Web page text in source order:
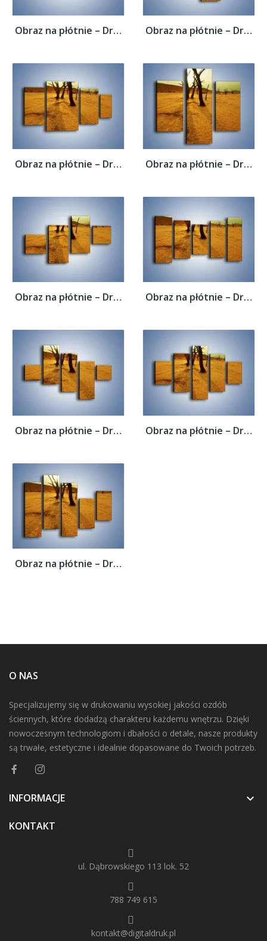
Obraz na płótnie – Drzewa bez niczego –... Obraz na płótnie – Drzewa bez niczego –...
Obraz na płótnie – Drzewa bez niczego –... Obraz na płótnie – Drzewa bez niczego –...
Obraz na płótnie – Drzewa bez niczego –... Obraz na płótnie – Drzewa bez niczego –...
Obraz na płótnie – Drzewa bez niczego –... Obraz na płótnie – Drzewa bez niczego –...
Obraz na płótnie – Drzewa bez niczego –...
O NAS
Specjalizujemy się w drukowaniu wysokiej jakości ozdób
ściennych, które dodadzą charakteru każdemu wnętrzu. Dzięki
nowoczesnym technologiom i dbałości o detale, nasze produkty
są trwałe, estetyczne i idealnie dopasowane do Twoich potrzeb.
INFORMACJE 
KONTAKT
ul. Dąbrowskiego 113 lok. 52
788 749 615
kontakt@digitaldruk.pl